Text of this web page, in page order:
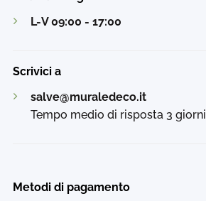
L-V 09:00 - 17:00
Scrivici a
salve@muraledeco.it
Tempo medio di risposta 3 giorni
Metodi di pagamento